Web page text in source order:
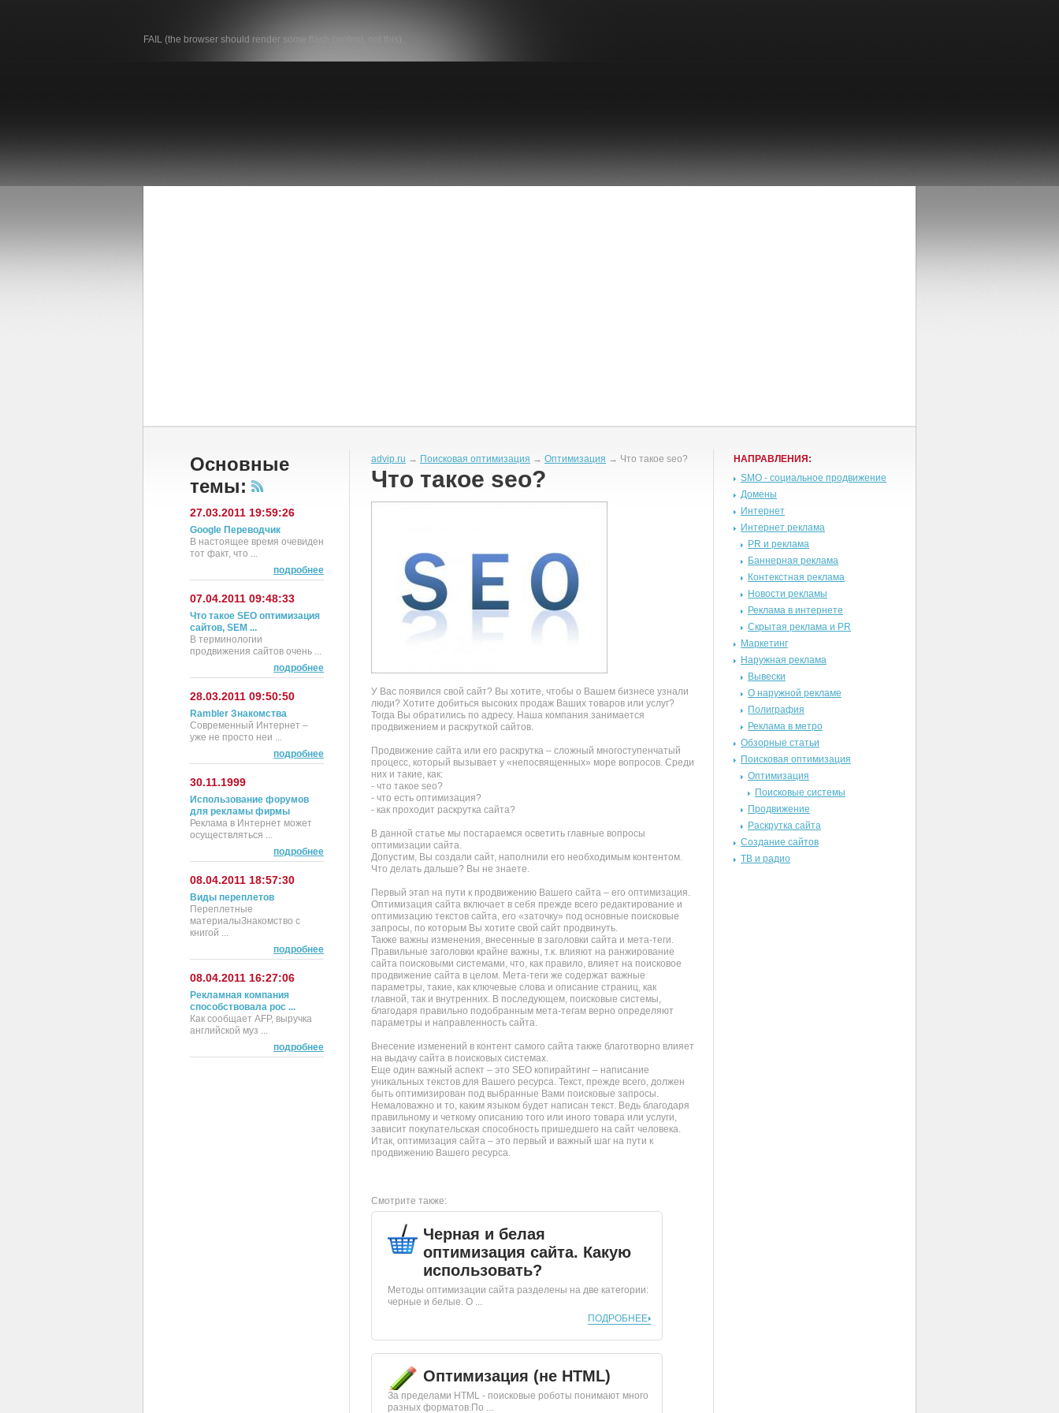
FAIL (the browser should render some flash content, not this).
Основные
темы:
27.03.2011 19:59:26
Google Переводчик
В настоящее время очевиден
тот факт, что ...
подробнее
07.04.2011 09:48:33
Что такое SEO оптимизация
сайтов, SEM ...
В терминологии
продвижения сайтов очень ...
подробнее
28.03.2011 09:50:50
Rambler Знакомства
Современный Интернет –
уже не просто неи ...
подробнее
30.11.1999
Использование форумов
для рекламы фирмы
Реклама в Интернет может
осуществляться ...
подробнее
08.04.2011 18:57:30
Виды переплетов
Переплетные
материалыЗнакомство с
книгой ...
подробнее
08.04.2011 16:27:06
Рекламная компания
способствовала рос ...
Как сообщает AFP, выручка
английской муз ...
подробнее
advip.ru → Поисковая оптимизация → Оптимизация → Что такое seo?
Что такое seo?
У Вас появился свой сайт? Вы хотите, чтобы о Вашем бизнесе узнали
люди? Хотите добиться высоких продаж Ваших товаров или услуг?
Тогда Вы обратились по адресу. Наша компания занимается
продвижением и раскруткой сайтов.
Продвижение сайта или его раскрутка – сложный многоступенчатый
процесс, который вызывает у «непосвященных» море вопросов. Среди
них и такие, как:
- что такое seo?
- что есть оптимизация?
- как проходит раскрутка сайта?
В данной статье мы постараемся осветить главные вопросы
оптимизации сайта.
Допустим, Вы создали сайт, наполнили его необходимым контентом.
Что делать дальше? Вы не знаете.
Первый этап на пути к продвижению Вашего сайта – его оптимизация.
Оптимизация сайта включает в себя прежде всего редактирование и
оптимизацию текстов сайта, его «заточку» под основные поисковые
запросы, по которым Вы хотите свой сайт продвинуть.
Также важны изменения, внесенные в заголовки сайта и мета-теги.
Правильные заголовки крайне важны, т.к. влияют на ранжирование
сайта поисковыми системами, что, как правило, влияет на поисковое
продвижение сайта в целом. Мета-теги же содержат важные
параметры, такие, как ключевые слова и описание страниц, как
главной, так и внутренних. В последующем, поисковые системы,
благодаря правильно подобранным мета-тегам верно определяют
параметры и направленность сайта.
Внесение изменений в контент самого сайта также благотворно влияет
на выдачу сайта в поисковых системах.
Еще один важный аспект – это SEO копирайтинг – написание
уникальных текстов для Вашего ресурса. Текст, прежде всего, должен
быть оптимизирован под выбранные Вами поисковые запросы.
Немаловажно и то, каким языком будет написан текст. Ведь благодаря
правильному и четкому описанию того или иного товара или услуги,
зависит покупательская способность пришедшего на сайт человека.
Итак, оптимизация сайта – это первый и важный шаг на пути к
продвижению Вашего ресурса.
Смотрите также:
Черная и белая
оптимизация сайта. Какую
использовать?
Методы оптимизации сайта разделены на две категории:
черные и белые. О ...
ПОДРОБНЕЕ
Оптимизация (не HTML)
За пределами HTML - поисковые роботы понимают много
разных форматов.По ...
НАПРАВЛЕНИЯ:
SMO - социальное продвижение
Домены
Интернет
Интернет реклама
PR и реклама
Баннерная реклама
Контекстная реклама
Новости рекламы
Реклама в интернете
Скрытая реклама и PR
Маркетинг
Наружная реклама
Вывески
О наружной рекламе
Полиграфия
Реклама в метро
Обзорные статьи
Поисковая оптимизация
Оптимизация
Поисковые системы
Продвижение
Раскрутка сайта
Создание сайтов
ТВ и радио